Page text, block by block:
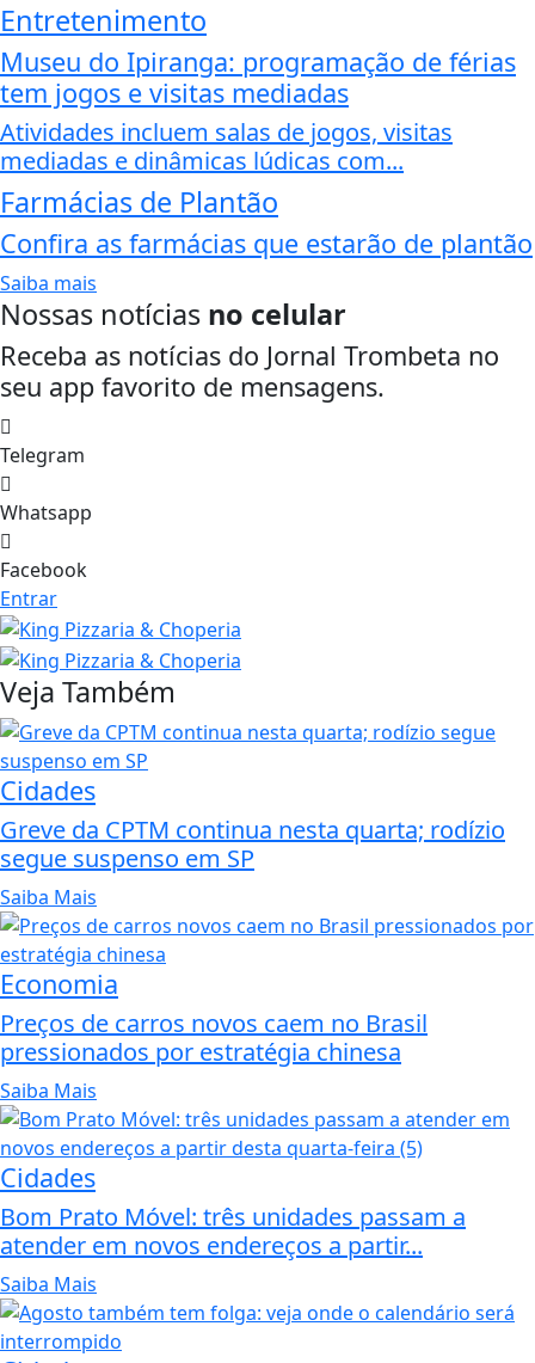
Entretenimento
Museu do Ipiranga: programação de férias
tem jogos e visitas mediadas
Atividades incluem salas de jogos, visitas
mediadas e dinâmicas lúdicas com...
Farmácias de Plantão
Confira as farmácias que estarão de plantão
Saiba mais
Nossas notícias no celular
Receba as notícias do Jornal Trombeta no
seu app favorito de mensagens.
Telegram
Whatsapp
Facebook
Entrar
Veja Também
Cidades
Greve da CPTM continua nesta quarta; rodízio
segue suspenso em SP
Saiba Mais
Economia
Preços de carros novos caem no Brasil
pressionados por estratégia chinesa
Saiba Mais
Cidades
Bom Prato Móvel: três unidades passam a
atender em novos endereços a partir...
Saiba Mais